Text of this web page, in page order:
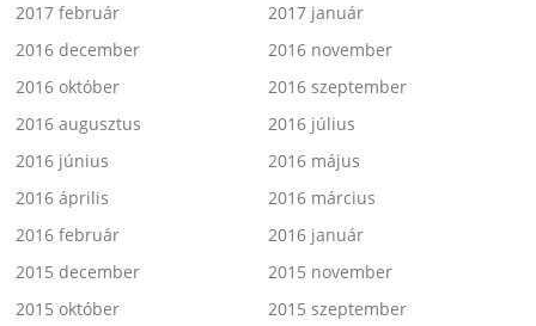
2017 február
2017 január
2016 december
2016 november
2016 október
2016 szeptember
2016 augusztus
2016 július
2016 június
2016 május
2016 április
2016 március
2016 február
2016 január
2015 december
2015 november
2015 október
2015 szeptember